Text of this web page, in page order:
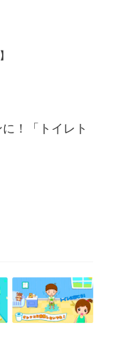
！「トイレト